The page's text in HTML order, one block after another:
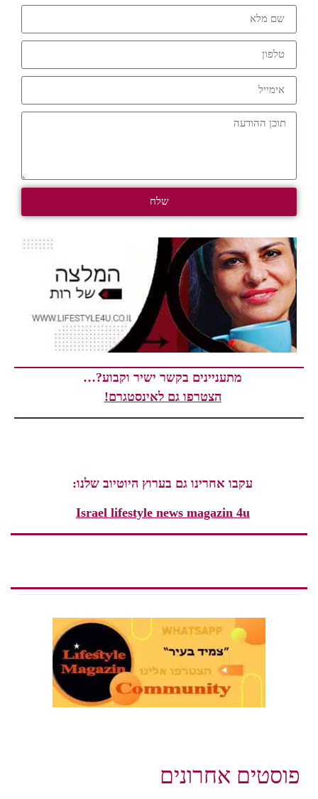
שלח
מתעניינים בקשר ישיר וקבוע?…
הצטרפו גם לאינסטגרם!
עקבו אחרינו גם בערוץ היוטיוב שלנו:
Israel lifestyle news magazin 4u
פוסטים אחרונים